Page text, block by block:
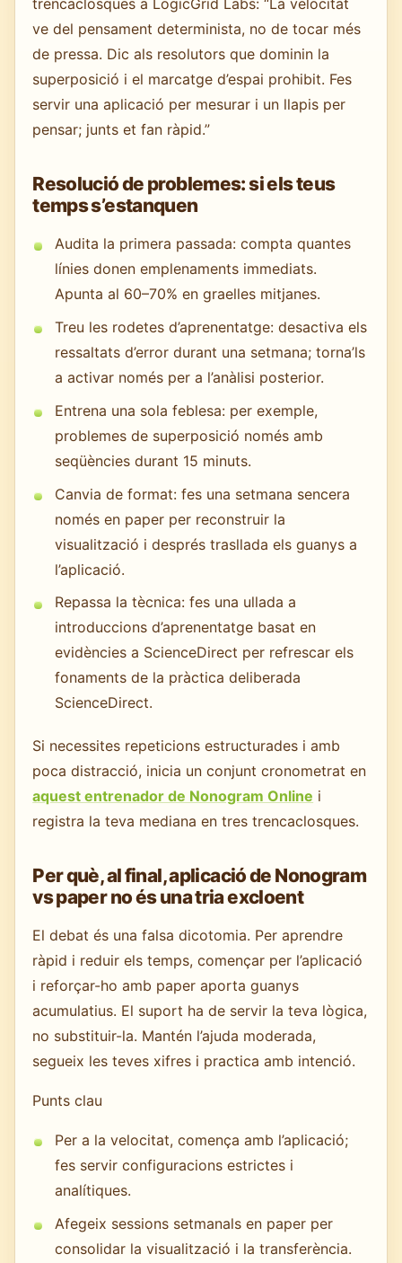
ve del pensament determinista, no de tocar més
de pressa. Dic als resolutors que dominin la
superposició i el marcatge d’espai prohibit. Fes
servir una aplicació per mesurar i un llapis per
pensar; junts et fan ràpid.”
Resolució de problemes: si els teus
temps s’estanquen
Audita la primera passada: compta quantes
línies donen emplenaments immediats.
Apunta al 60–70% en graelles mitjanes.
Treu les rodetes d’aprenentatge: desactiva els
ressaltats d’error durant una setmana; torna’ls
a activar només per a l’anàlisi posterior.
Entrena una sola feblesa: per exemple,
problemes de superposició només amb
seqüències durant 15 minuts.
Canvia de format: fes una setmana sencera
només en paper per reconstruir la
visualització i després trasllada els guanys a
l’aplicació.
Repassa la tècnica: fes una ullada a
introduccions d’aprenentatge basat en
evidències a ScienceDirect per refrescar els
fonaments de la pràctica deliberada
ScienceDirect.
Si necessites repeticions estructurades i amb
poca distracció, inicia un conjunt cronometrat en
aquest entrenador de Nonogram Online i
registra la teva mediana en tres trencaclosques.
Per què, al final, aplicació de Nonogram
vs paper no és una tria excloent
El debat és una falsa dicotomia. Per aprendre
ràpid i reduir els temps, començar per l’aplicació
i reforçar-ho amb paper aporta guanys
acumulatius. El suport ha de servir la teva lògica,
no substituir-la. Mantén l’ajuda moderada,
segueix les teves xifres i practica amb intenció.
Punts clau
Per a la velocitat, comença amb l’aplicació;
fes servir configuracions estrictes i
analítiques.
Afegeix sessions setmanals en paper per
consolidar la visualització i la transferència.